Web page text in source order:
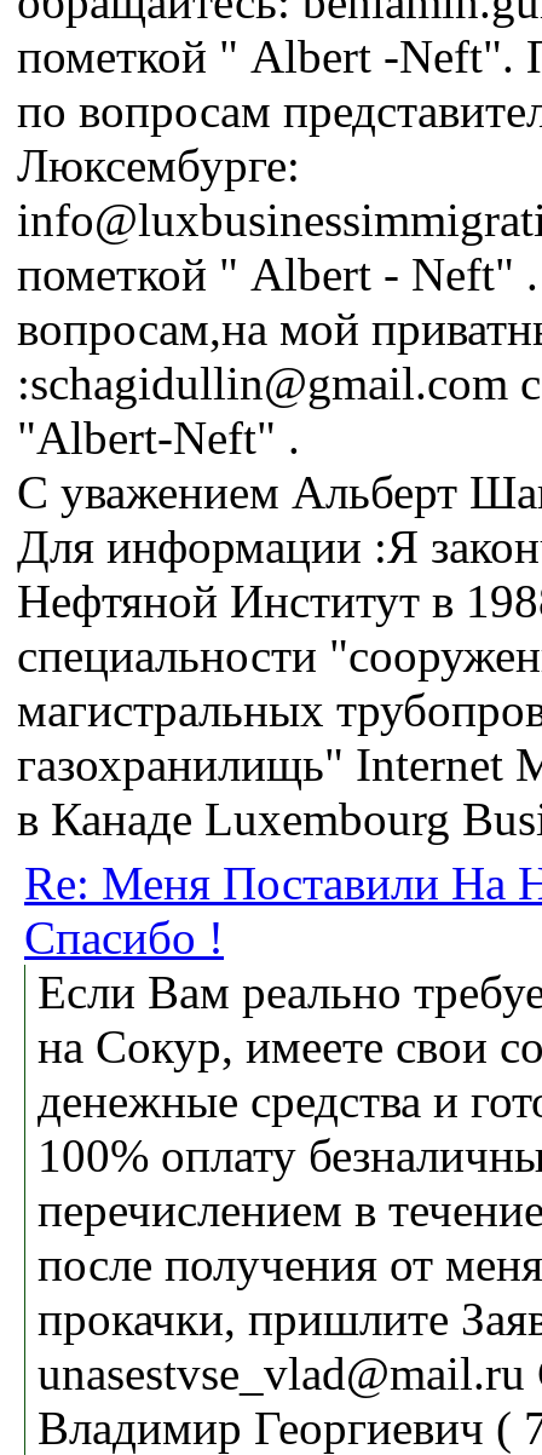
пометкой " Albert -Neft".
по вопросам
Люксембурге:
пометкой " Albert - Neft"
вопросам,на мой
:schagidullin@gmail.com
"Albert-Neft" .
С уважением Альберт
Для информации :Я
Нефтяной Институт в
специальности
магистральных
газохранилищь" Internet
в Канаде Luxembourg
Re: Меня Поставили На
Спасибо !
Если Вам реально
на Сокур, имеете свои
денежные средства и
100% оплату
перечислением в
после получения от
прокачки, пришлите
Владимир Георгиевич (